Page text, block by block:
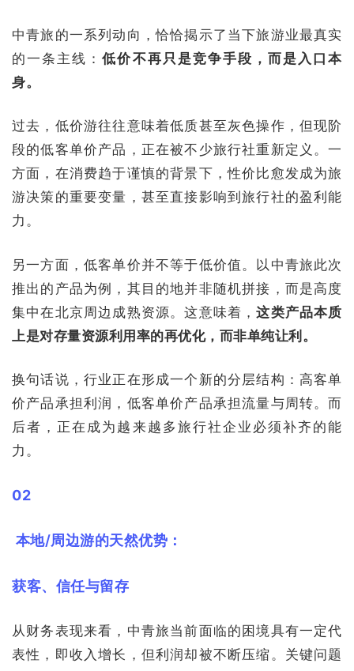
中青旅的一系列动向，恰恰揭示了当下旅游业最真实
的一条主线：低价不再只是竞争手段，而是入口本
身。
过去，低价游往往意味着低质甚至灰色操作，但现阶
段的低客单价产品，正在被不少旅行社重新定义。一
方面，在消费趋于谨慎的背景下，性价比愈发成为旅
游决策的重要变量，甚至直接影响到旅行社的盈利能
力。
另一方面，低客单价并不等于低价值。以中青旅此次
推出的产品为例，其目的地并非随机拼接，而是高度
集中在北京周边成熟资源。这意味着，这类产品本质
上是对存量资源利用率的再优化，而非单纯让利。
换句话说，行业正在形成一个新的分层结构：高客单
价产品承担利润，低客单价产品承担流量与周转。而
后者，正在成为越来越多旅行社企业必须补齐的能
力。
02
本地/周边游的天然优势：
获客、信任与留存
从财务表现来看，中青旅当前面临的困境具有一定代
表性，即收入增长，但利润却被不断压缩。关键问题